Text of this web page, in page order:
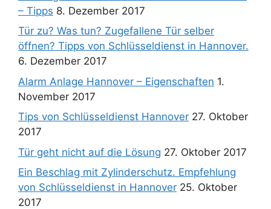
– Tipps 8. Dezember 2017
Tür zu? Was tun? Zugefallene Tür selber
öffnen? Tipps von Schlüsseldienst in Hannover.
6. Dezember 2017
Alarm Anlage Hannover – Eigenschaften 1.
November 2017
Tips von Schlüsseldienst Hannover 27. Oktober
2017
Tür geht nicht auf die Lösung 27. Oktober 2017
Ein Beschlag mit Zylinderschutz. Empfehlung
von Schlüsseldienst in Hannover 25. Oktober
2017